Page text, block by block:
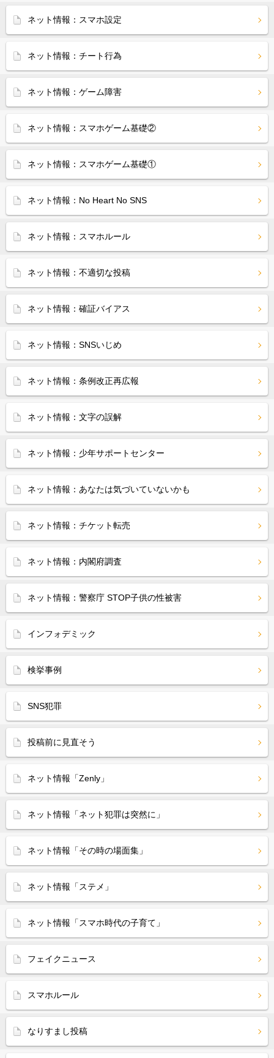
ネット情報：スマホ設定
ネット情報：チート行為
ネット情報：ゲーム障害
ネット情報：スマホゲーム基礎②
ネット情報：スマホゲーム基礎①
ネット情報：No Heart No SNS
ネット情報：スマホルール
ネット情報：不適切な投稿
ネット情報：確証バイアス
ネット情報：SNSいじめ
ネット情報：条例改正再広報
ネット情報：文字の誤解
ネット情報：少年サポートセンター
ネット情報：あなたは気づいていないかも
ネット情報：チケット転売
ネット情報：内閣府調査
ネット情報：警察庁 STOP子供の性被害
インフォデミック
検挙事例
SNS犯罪
投稿前に見直そう
ネット情報「Zenly」
ネット情報「ネット犯罪は突然に」
ネット情報「その時の場面集」
ネット情報「ステメ」
ネット情報「スマホ時代の子育て」
フェイクニュース
スマホルール
なりすまし投稿